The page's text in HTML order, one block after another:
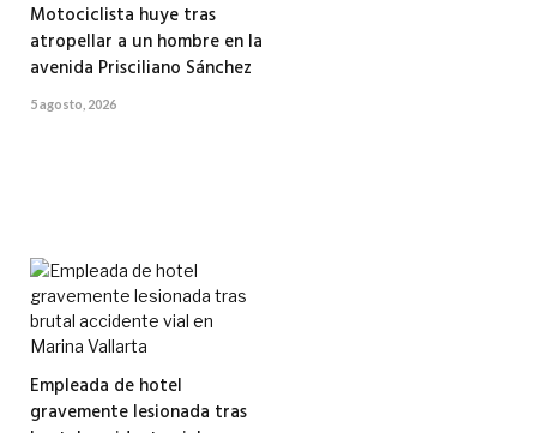
Motociclista huye tras
atropellar a un hombre en la
avenida Prisciliano Sánchez
5 agosto, 2026
Empleada de hotel
gravemente lesionada tras